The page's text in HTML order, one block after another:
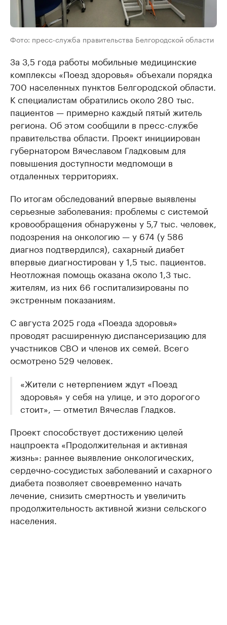
Фото: пресс-служба правительства Белгородской области
За 3,5 года работы мобильные медицинские
комплексы «Поезд здоровья» объехали порядка
700 населенных пунктов Белгородской области.
К специалистам обратились около 280 тыс.
пациентов — примерно каждый пятый житель
региона. Об этом сообщили в пресс-службе
правительства области. Проект инициирован
губернатором Вячеславом Гладковым для
повышения доступности медпомощи в
отдаленных территориях.
По итогам обследований впервые выявлены
серьезные заболевания: проблемы с системой
кровообращения обнаружены у 5,7 тыс. человек,
подозрения на онкологию — у 674 (у 586
диагноз подтвердился), сахарный диабет
впервые диагностирован у 1,5 тыс. пациентов.
Неотложная помощь оказана около 1,3 тыс.
жителям, из них 66 госпитализированы по
экстренным показаниям.
С августа 2025 года «Поезда здоровья»
проводят расширенную диспансеризацию для
участников СВО и членов их семей. Всего
осмотрено 529 человек.
«Жители с нетерпением ждут «Поезд
здоровья» у себя на улице, и это дорогого
стоит», — отметил Вячеслав Гладков.
Проект способствует достижению целей
нацпроекта «Продолжительная и активная
жизнь»: раннее выявление онкологических,
сердечно-сосудистых заболеваний и сахарного
диабета позволяет своевременно начать
лечение, снизить смертность и увеличить
продолжительность активной жизни сельского
населения.